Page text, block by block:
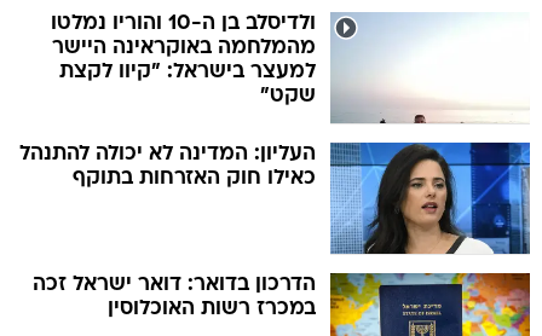
ולדיסלב בן ה-10 והוריו נמלטו
מהמלחמה באוקראינה היישר
למעצר בישראל: "קיוו לקצת
שקט"
העליון: המדינה לא יכולה להתנהל
כאילו חוק האזרחות בתוקף
הדרכון בדואר: דואר ישראל זכה
במכרז רשות האוכלוסין